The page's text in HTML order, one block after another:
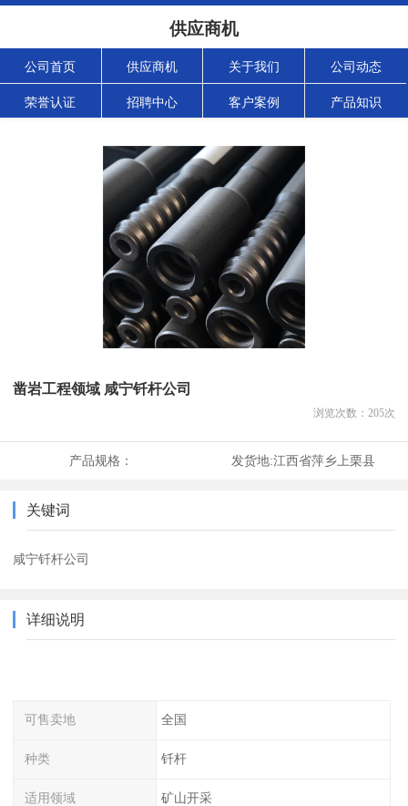
供应商机
公司首页 供应商机 关于我们 公司动态
荣誉认证 招聘中心 客户案例 产品知识
凿岩工程领域 咸宁钎杆公司
浏览次数： 205次
产品规格： 发货地:江西省萍乡上栗县
关键词
咸宁钎杆公司
详细说明
可售卖地 全国
种类 钎杆
适用领域 矿山开采